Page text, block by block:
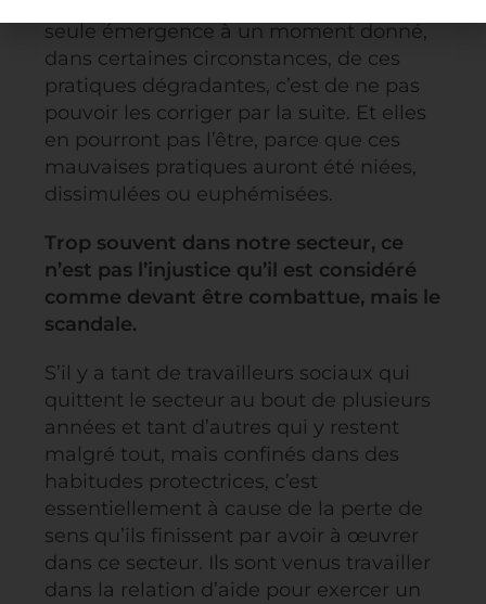
seule émergence à un moment donné,
dans certaines circonstances, de ces
pratiques dégradantes, c’est de ne pas
pouvoir les corriger par la suite. Et elles
en pourront pas l’être, parce que ces
mauvaises pratiques auront été niées,
dissimulées ou euphémisées.
Trop souvent dans notre secteur, ce
n’est pas l’injustice qu’il est considéré
comme devant être combattue, mais le
scandale.
S’il y a tant de travailleurs sociaux qui
quittent le secteur au bout de plusieurs
années et tant d’autres qui y restent
malgré tout, mais confinés dans des
habitudes protectrices, c’est
essentiellement à cause de la perte de
sens qu’ils finissent par avoir à œuvrer
dans ce secteur. Ils sont venus travailler
dans la relation d’aide pour exercer un